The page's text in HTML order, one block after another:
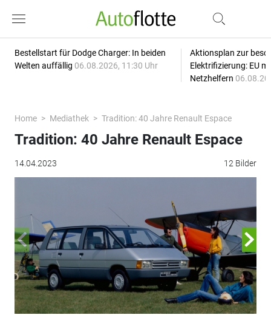
Bestellstart für Dodge Charger: In beiden
Welten auffällig 06.08.2026, 11:30 Uhr
Aktionsplan zur
Elektrifizierung: EU
Netzhelfern
Home Mediathek Tradition: 40 Jahre Renault Espace
14.04.2023 12 Bilder
Tradition: 40 Jahre Renault Espace